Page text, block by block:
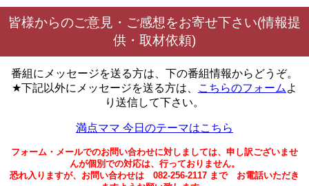
皆様からのご意見・ご感想をお寄せ下さい(情報提
供・取材依頼)
番組にメッセージを送る方は、下の番組情報からどうぞ。
★下記以外にメッセージを送る方は、
こちらのフォーム よ
り送信して下さい。
満点ママ 今日のテーマはこちら
フォーム・メールでのお問い合わせに対しましては、申し訳ございませ
んが個別での対応は、行っておりません。
恐れ入りますが、お問い合わせは 082-256-2117 まで お電話いただき